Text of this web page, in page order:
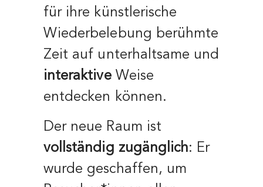
für ihre künstlerische
Wiederbelebung berühmte
Zeit auf unterhaltsame und
interaktiveWeise
entdecken können.
Der neue Raum ist
vollständig zugänglich: Er
wurde geschaffen, um